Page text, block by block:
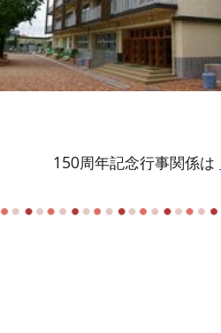
150周年記念行事関係は